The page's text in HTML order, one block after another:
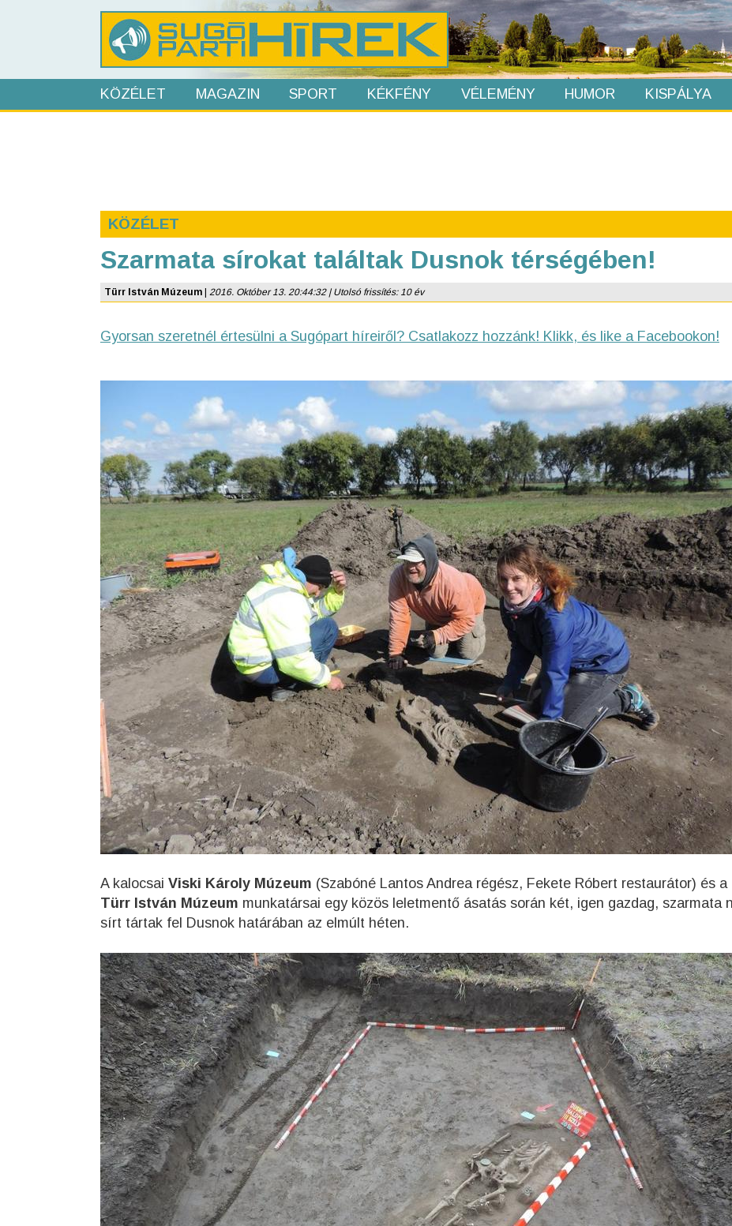
KÖZÉLET MAGAZIN SPORT KÉKFÉNY VÉLEMÉNY HUMOR KISPÁLYA
KÖZÉLET
Szarmata sírokat találtak Dusnok térségében!
Türr István Múzeum 2016. Október 13. 20:44:32 | Utolsó frissítés: 10 év
Gyorsan szeretnél értesülni a Sugópart híreiről? Csatlakozz hozzánk! Klikk, és like a Facebookon!
A kalocsai Viski Károly Múzeum (Szabóné Lantos Andrea régész, Fekete Róbert restaurátor) és a
Türr István Múzeum munkatársai egy közös leletmentő ásatás során két, igen gazdag, szarmata
sírt tártak fel Dusnok határában az elmúlt héten.